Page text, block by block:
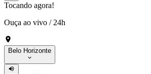
Tocando agora!
Ouça ao vivo / 24h
Belo Horizonte